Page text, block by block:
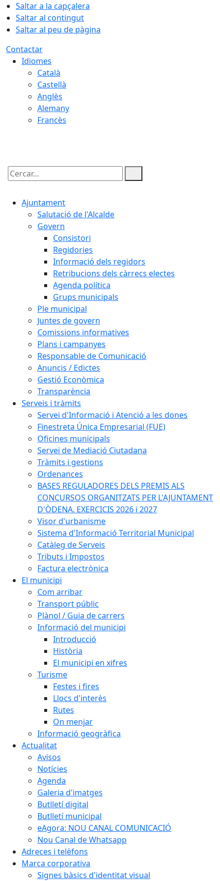
Saltar a la capçalera
Saltar al contingut
Saltar al peu de pàgina
Contactar
Idiomes
Català
Castellà
Anglès
Alemany
Francès
Cercar:
Ajuntament
Salutació de l'Alcalde
Govern
Consistori
Regidories
Informació dels regidors
Retribucions dels càrrecs electes
Agenda política
Grups municipals
Ple municipal
Juntes de govern
Comissions informatives
Plans i campanyes
Responsable de Comunicació
Anuncis / Edictes
Gestió Econòmica
Transparència
Serveis i tràmits
Servei d'Informació i Atenció a les dones
Finestreta Única Empresarial (FUE)
Oficines municipals
Servei de Mediació Ciutadana
Tràmits i gestions
Ordenances
BASES REGULADORES DELS PREMIS ALS
CONCURSOS ORGANITZATS PER L'AJUNTAMENT
D'ÒDENA. EXERCICIS 2026 i 2027
Visor d'urbanisme
Sistema d'Informació Territorial Municipal
Catàleg de Serveis
Tributs i Impostos
Factura electrònica
El municipi
Com arribar
Transport públic
Plànol / Guia de carrers
Informació del municipi
Introducció
Història
El municipi en xifres
Turisme
Festes i fires
Llocs d'interès
Rutes
On menjar
Informació geogràfica
Actualitat
Avisos
Notícies
Agenda
Galeria d'imatges
Butlletí digital
Butlletí municipal
eAgora: NOU CANAL COMUNICACIÓ
Nou Canal de Whatsapp
Adreces i telèfons
Marca corporativa
Signes bàsics d'identitat visual